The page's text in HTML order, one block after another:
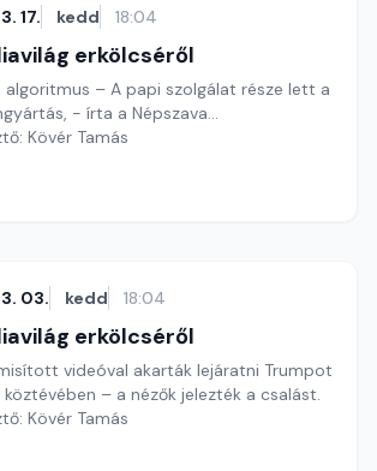
17. kedd 18:04
erkölcséről
algoritmus – A papi szolgálat része lett a
- írta a Népszava...
Kövér Tamás
03. kedd 18:04
erkölcséről
videóval akarták lejáratni Trumpot
– a nézők jelezték a csalást.
Kövér Tamás